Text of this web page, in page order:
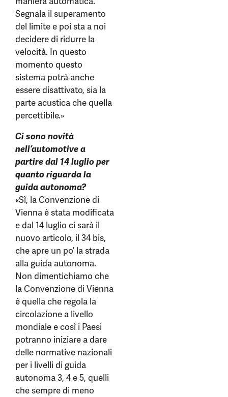
Segnala il superamento
del limite e poi sta a noi
decidere di ridurre la
velocità. In questo
momento questo
sistema potrà anche
essere disattivato, sia la
parte acustica che quella
percettibile.»
Ci sono novità
nell’automotive a
partire dal 14 luglio per
quanto riguarda la
guida autonoma?
«Sì, la Convenzione di
Vienna è stata modificata
e dal 14 luglio ci sarà il
nuovo articolo, il 34 bis,
che apre un po’ la strada
alla guida autonoma.
Non dimentichiamo che
la Convenzione di Vienna
è quella che regola la
circolazione a livello
mondiale e così i Paesi
potranno iniziare a dare
delle normative nazionali
per i livelli di guida
autonoma 3, 4 e 5, quelli
che sempre di meno